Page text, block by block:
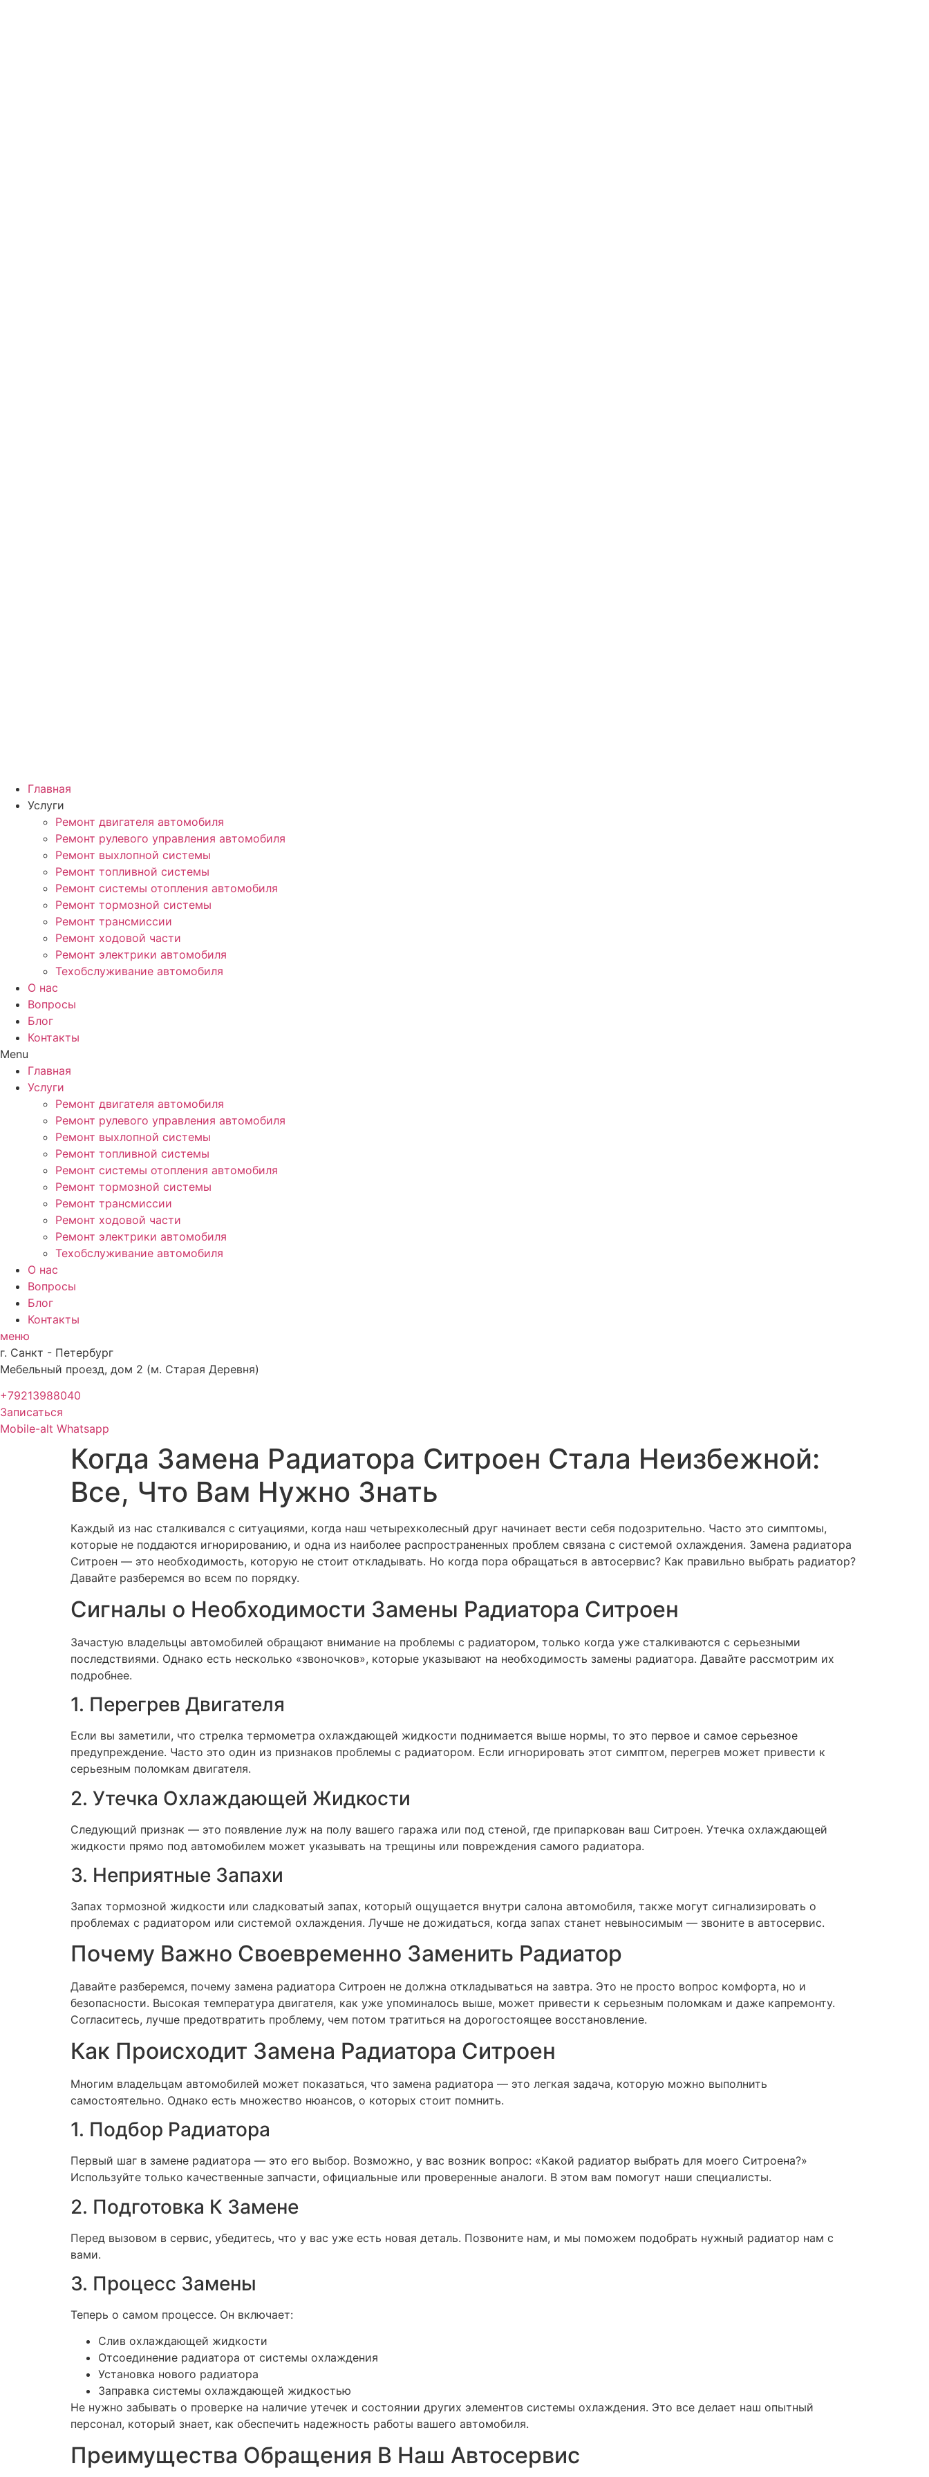
Главная
Услуги
Ремонт двигателя автомобиля
Ремонт рулевого управления автомобиля
Ремонт выхлопной системы
Ремонт топливной системы
Ремонт системы отопления автомобиля
Ремонт тормозной системы
Ремонт трансмиссии
Ремонт ходовой части
Ремонт электрики автомобиля
Техобслуживание автомобиля
О нас
Вопросы
Блог
Контакты
Menu
Главная
Услуги
Ремонт двигателя автомобиля
Ремонт рулевого управления автомобиля
Ремонт выхлопной системы
Ремонт топливной системы
Ремонт системы отопления автомобиля
Ремонт тормозной системы
Ремонт трансмиссии
Ремонт ходовой части
Ремонт электрики автомобиля
Техобслуживание автомобиля
О нас
Вопросы
Блог
Контакты
меню
г. Санкт - Петербург
Мебельный проезд, дом 2 (м. Старая Деревня)
+79213988040
Записаться
Mobile-alt Whatsapp
Когда Замена Радиатора Ситроен Стала Неизбежной:
Все, Что Вам Нужно Знать
Каждый из нас сталкивался с ситуациями, когда наш четырехколесный друг начинает вести себя подозрительно. Часто это симптомы,
которые не поддаются игнорированию, и одна из наиболее распространенных проблем связана с системой охлаждения. Замена радиатора
Ситроен — это необходимость, которую не стоит откладывать. Но когда пора обращаться в автосервис? Как правильно выбрать радиатор?
Давайте разберемся во всем по порядку.
Сигналы о Необходимости Замены Радиатора Ситроен
Зачастую владельцы автомобилей обращают внимание на проблемы с радиатором, только когда уже сталкиваются с серьезными
последствиями. Однако есть несколько «звоночков», которые указывают на необходимость замены радиатора. Давайте рассмотрим их
подробнее.
1. Перегрев Двигателя
Если вы заметили, что стрелка термометра охлаждающей жидкости поднимается выше нормы, то это первое и самое серьезное
предупреждение. Часто это один из признаков проблемы с радиатором. Если игнорировать этот симптом, перегрев может привести к
серьезным поломкам двигателя.
2. Утечка Охлаждающей Жидкости
Следующий признак — это появление луж на полу вашего гаража или под стеной, где припаркован ваш Ситроен. Утечка охлаждающей
жидкости прямо под автомобилем может указывать на трещины или повреждения самого радиатора.
3. Неприятные Запахи
Запах тормозной жидкости или сладковатый запах, который ощущается внутри салона автомобиля, также могут сигнализировать о
проблемах с радиатором или системой охлаждения. Лучше не дожидаться, когда запах станет невыносимым — звоните в автосервис.
Почему Важно Своевременно Заменить Радиатор
Давайте разберемся, почему замена радиатора Ситроен не должна откладываться на завтра. Это не просто вопрос комфорта, но и
безопасности. Высокая температура двигателя, как уже упоминалось выше, может привести к серьезным поломкам и даже капремонту.
Согласитесь, лучше предотвратить проблему, чем потом тратиться на дорогостоящее восстановление.
Как Происходит Замена Радиатора Ситроен
Многим владельцам автомобилей может показаться, что замена радиатора — это легкая задача, которую можно выполнить
самостоятельно. Однако есть множество нюансов, о которых стоит помнить.
1. Подбор Радиатора
Первый шаг в замене радиатора — это его выбор. Возможно, у вас возник вопрос: «Какой радиатор выбрать для моего Ситроена?»
Используйте только качественные запчасти, официальные или проверенные аналоги. В этом вам помогут наши специалисты.
2. Подготовка К Замене
Перед вызовом в сервис, убедитесь, что у вас уже есть новая деталь. Позвоните нам, и мы поможем подобрать нужный радиатор нам с
вами.
3. Процесс Замены
Теперь о самом процессе. Он включает:
Слив охлаждающей жидкости
Отсоединение радиатора от системы охлаждения
Установка нового радиатора
Заправка системы охлаждающей жидкостью
Не нужно забывать о проверке на наличие утечек и состоянии других элементов системы охлаждения. Это все делает наш опытный
персонал, который знает, как обеспечить надежность работы вашего автомобиля.
Преимущества Обращения В Наш Автосервис